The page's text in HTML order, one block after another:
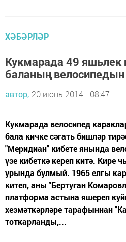
ХӘБӘРЛӘР
Кукмарада 49 яшьлек
баланың велосипедын
автор, 20 июнь 2014 - 08:47
Кукмарада велосипед
бала кичке сәгать бишләр
"Меридиан" кибете янында
үзе кибеткә кереп китә. Кире
урында булмый. 1965 елгы
китеп, аны "Бертуган
платформа астына яшереп
хезмәткәрләре тарафыннан
тоткарланды,...